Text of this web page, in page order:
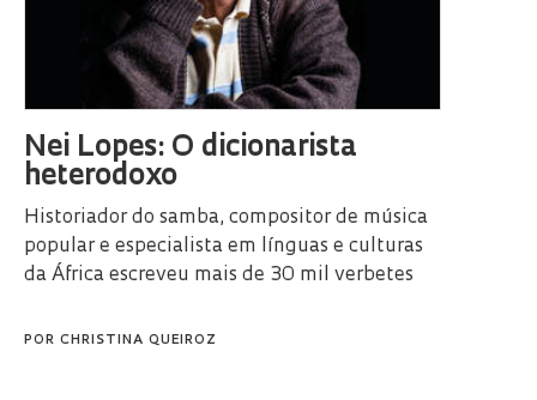
Nei Lopes: O dicionarista
heterodoxo
Historiador do samba, compositor de música
popular e especialista em línguas e culturas
da África escreveu mais de 30 mil verbetes
POR CHRISTINA QUEIROZ